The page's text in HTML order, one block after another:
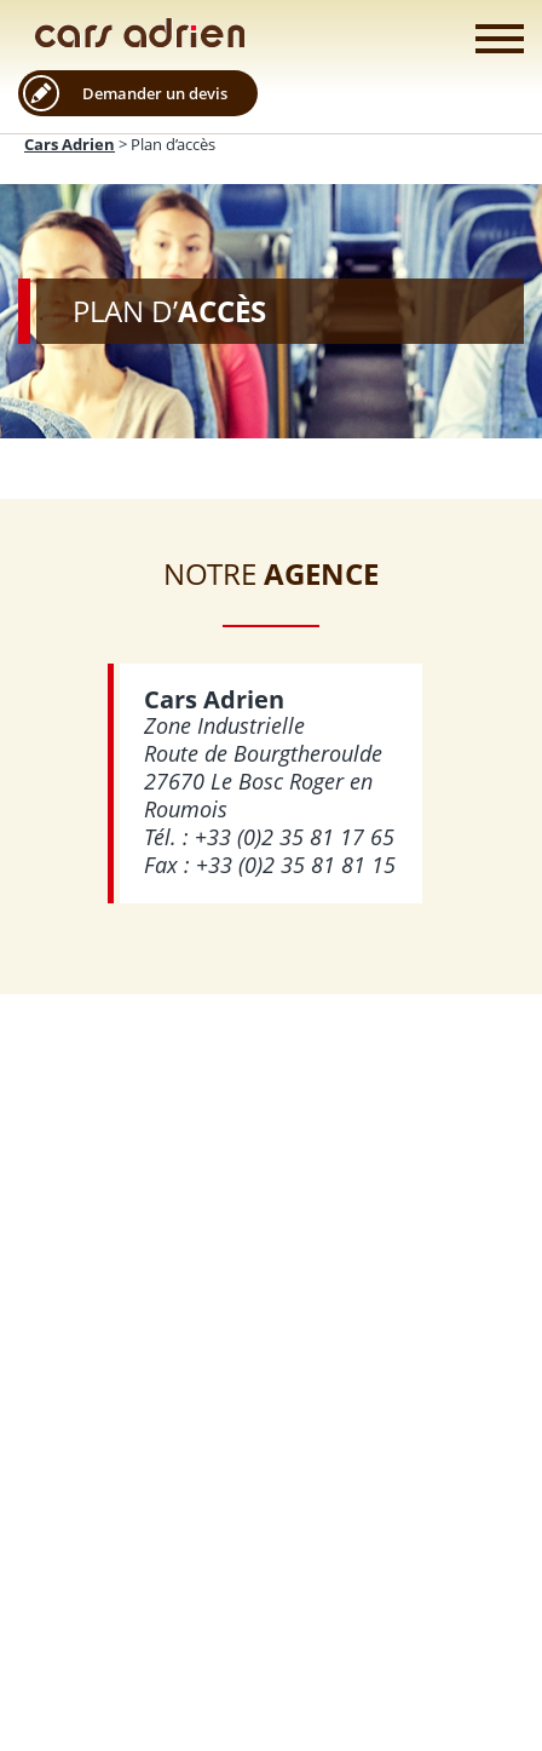
Demander un devis
Cars Adrien > Plan d’accès
PLAN D’ACCÈS
NOTRE AGENCE
Cars Adrien
Zone Industrielle
Route de Bourgtheroulde
27670 Le Bosc Roger en
Roumois
Tél. : +33 (0)2 35 81 17 65
Fax : +33 (0)2 35 81 81 15